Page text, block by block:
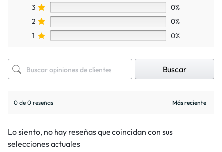
3
0%
2
0%
1
0%
Buscar
0 de 0 reseñas
Lo siento, no hay reseñas que coincidan con sus
selecciones actuales